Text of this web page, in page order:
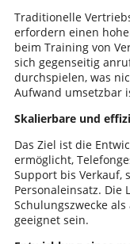
Traditionelle
erfordern einen
beim Training von
sich gegenseitig
durchspielen, was
Aufwand umsetzbar
Skalierbare und
Das Ziel ist die
ermöglicht,
Support bis Verkauf,
Personaleinsatz. Die
Schulungszwecke
geeignet sein.